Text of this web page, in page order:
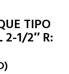
TIPO
2-1/2″ R:
)